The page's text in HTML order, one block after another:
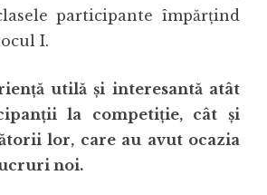
participante împărţind
I.
utilă şi interesantă atât
la competiţie, cât şi
lor, care au avut ocazia
noi.